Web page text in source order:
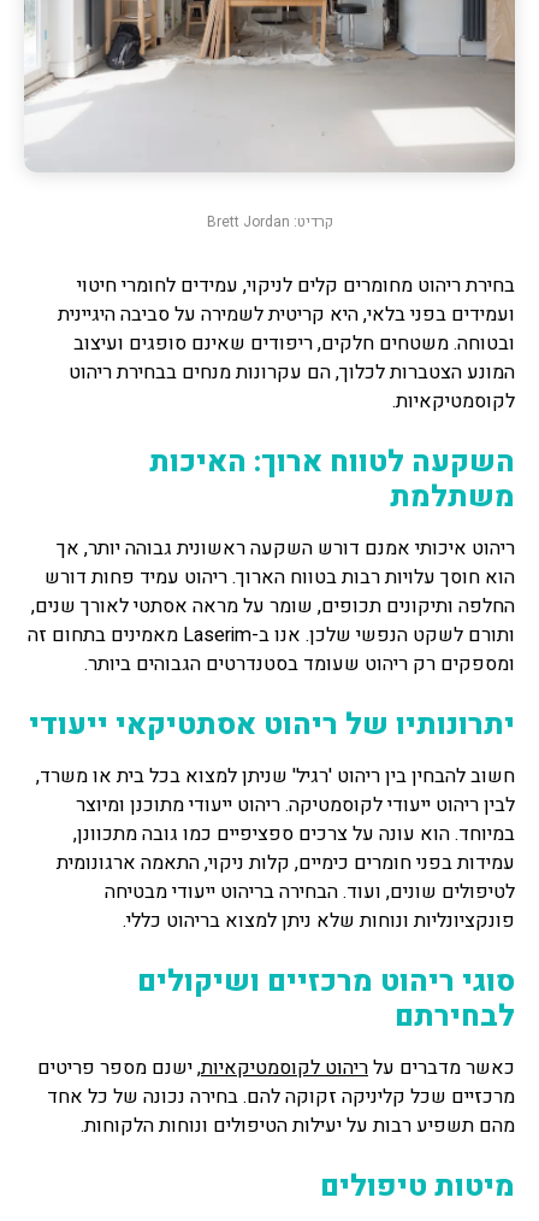
קרדיט: Brett Jordan
בחירת ריהוט מחומרים קלים לניקוי, עמידים לחומרי חיטוי
ועמידים בפני בלאי, היא קריטית לשמירה על סביבה היגיינית
ובטוחה. משטחים חלקים, ריפודים שאינם סופגים ועיצוב
המונע הצטברות לכלוך, הם עקרונות מנחים בבחירת ריהוט
לקוסמטיקאיות.
השקעה לטווח ארוך: האיכות
משתלמת
ריהוט איכותי אמנם דורש השקעה ראשונית גבוהה יותר, אך
הוא חוסך עלויות רבות בטווח הארוך. ריהוט עמיד פחות דורש
החלפה ותיקונים תכופים, שומר על מראה אסתטי לאורך שנים,
ותורם לשקט הנפשי שלכן. אנו ב-Laserim מאמינים בתחום זה
ומספקים רק ריהוט שעומד בסטנדרטים הגבוהים ביותר.
יתרונותיו של ריהוט אסתטיקאי ייעודי
חשוב להבחין בין ריהוט 'רגיל' שניתן למצוא בכל בית או משרד,
לבין ריהוט ייעודי לקוסמטיקה. ריהוט ייעודי מתוכנן ומיוצר
במיוחד. הוא עונה על צרכים ספציפיים כמו גובה מתכוונן,
עמידות בפני חומרים כימיים, קלות ניקוי, התאמה ארגונומית
לטיפולים שונים, ועוד. הבחירה בריהוט ייעודי מבטיחה
פונקציונליות ונוחות שלא ניתן למצוא בריהוט כללי.
סוגי ריהוט מרכזיים ושיקולים
לבחירתם
כאשר מדברים עלריהוט לקוסמטיקאיות, ישנם מספר פריטים
מרכזיים שכל קליניקה זקוקה להם. בחירה נכונה של כל אחד
מהם תשפיע רבות על יעילות הטיפולים ונוחות הלקוחות.
מיטות טיפולים